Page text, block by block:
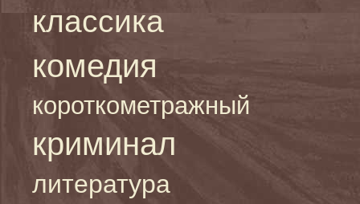
классика
комедия
короткометражный
криминал
литература